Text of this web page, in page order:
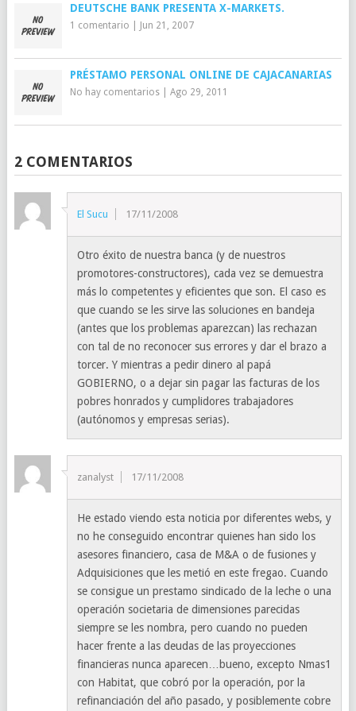
DEUTSCHE BANK PRESENTA X-MARKETS.
1 comentario Jun 21, 2007
PRÉSTAMO PERSONAL ONLINE DE CAJACANARIAS
No hay comentarios| Ago 29, 2011
2 COMENTARIOS
El Sucu 17/11/2008
Otro éxito de nuestra banca (y de nuestros
promotores-constructores), cada vez se demuestra
más lo competentes y eficientes que son. El caso es
que cuando se les sirve las soluciones en bandeja
(antes que los problemas aparezcan) las rechazan
con tal de no reconocer sus errores y dar el brazo a
torcer. Y mientras a pedir dinero al papá
GOBIERNO, o a dejar sin pagar las facturas de los
pobres honrados y cumplidores trabajadores
(autónomos y empresas serias).
zanalyst 17/11/2008
He estado viendo esta noticia por diferentes webs, y
no he conseguido encontrar quienes han sido los
asesores financiero, casa de M&A o de fusiones y
Adquisiciones que les metió en este fregao. Cuando
se consigue un prestamo sindicado de la leche o una
operación societaria de dimensiones parecidas
siempre se les nombra, pero cuando no pueden
hacer frente a las deudas de las proyecciones
financieras nunca aparecen…bueno, excepto Nmas1
con Habitat, que cobró por la operación, por la
refinanciación del año pasado, y posiblemente cobre